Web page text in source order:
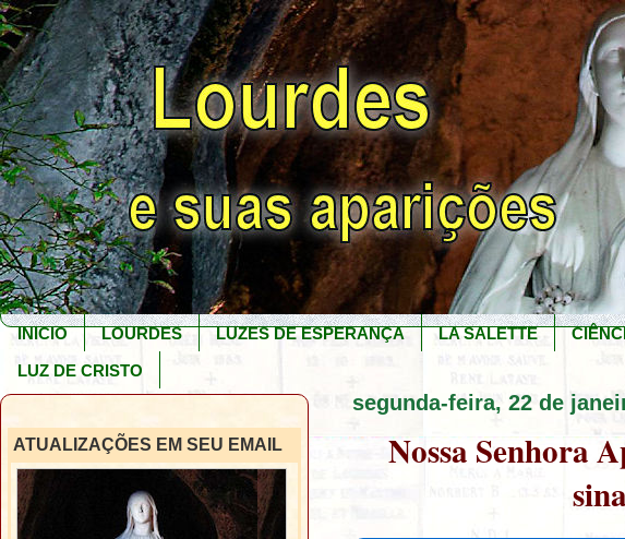
INICIO LOURDES LUZES DE ESPERANÇA LA SALETTE
LUZ DE CRISTO
ATUALIZAÇÕES EM SEU EMAIL
segunda-feira, 22 de
Nossa Senhora